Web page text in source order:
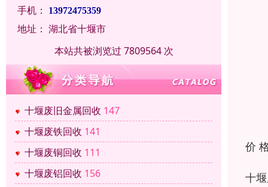
手机：
13972475359
地址： 湖北省十堰市
本站共被浏览过 7809564 次
十堰废旧金属回收 147
十堰废铁回收 141
十堰废铜回收 111
十堰废铝回收 156
价
十